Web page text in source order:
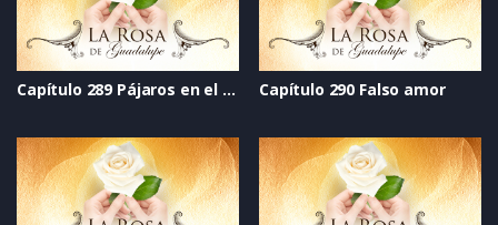
Capítulo 289 Pájaros en el alambre Capítulo 290 Falso amor